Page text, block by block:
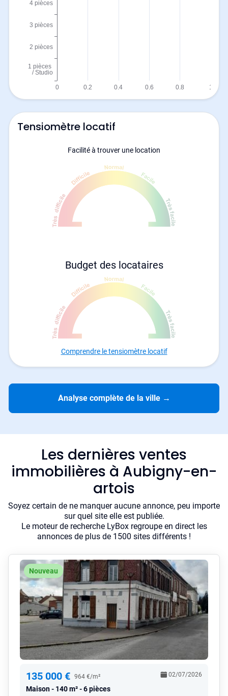
Tensiomètre locatif
Facilité à trouver une location
Budget des locataires
Comprendre le tensiomètre locatif
Analyse complète de la ville →
Les dernières ventes
immobilières à Aubigny-en-
artois
Soyez certain de ne manquer aucune annonce, peu importe
sur quel site elle est publiée.
Le moteur de recherche LyBox regroupe en direct les
annonces de plus de 1500 sites différents !
Nouveau
135 000 € 964 €/m²
Maison 140 m² - 6 pièces
02/07/2026